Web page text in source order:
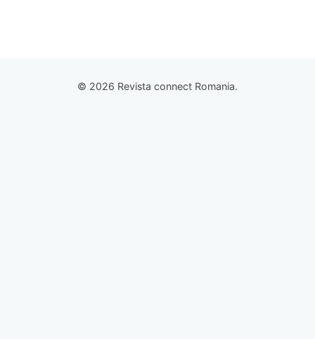
© 2026 Revista connect Romania.